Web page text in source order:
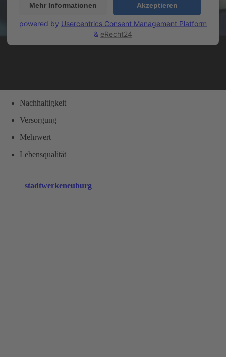
Mehr Informationen Akzeptieren
powered by Usercentrics Consent Management Platform
& eRecht24
Nachhaltigkeit
Versorgung
Mehrwert
Lebensqualität
stadtwerkeneuburg